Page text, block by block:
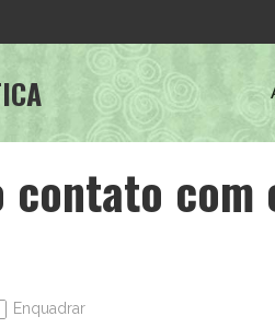
contato
Enquadrar